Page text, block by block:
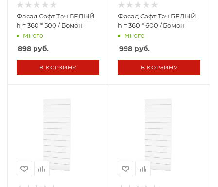
Фасад Софт Тач БЕЛЫЙ
h = 360 * 500 / Бомон
Много
898 руб.
В КОРЗИНУ
Фасад Софт Тач БЕЛЫЙ
h = 360 * 600 / Бомон
Много
998 руб.
В КОРЗИНУ